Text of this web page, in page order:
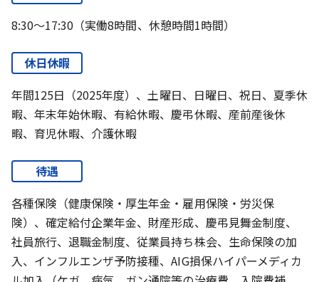
8:30～17:30（実働8時間、休憩時間1時間）
休日休暇
年間125日（2025年度）、土曜日、日曜日、祝日、夏季休
暇、年末年始休暇、有給休暇、慶弔休暇、産前産後休
暇、育児休暇、介護休暇
待遇
各種保険（健康保険・厚生年金・雇用保険・労災保
険）、確定給付企業年金、財産形成、慶弔見舞金制度、
社員旅行、退職金制度、従業員持ち株会、生命保険の加
入、インフルエンザ予防接種、AIG損保ハイパーメディカ